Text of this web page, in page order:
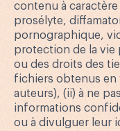
contenu à
prosélyte,
pornographique,
protection de la vie
ou des droits des
fichiers obtenus en
auteurs), (ii) à ne
informations
ou à divulguer leur